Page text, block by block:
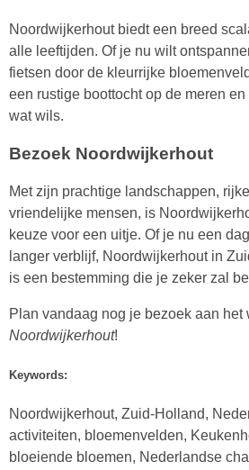
Noordwijkerhout biedt een breed
alle leeftijden. Of je nu wilt
fietsen door de kleurrijke
een rustige boottocht op de meren
wat wils.
Bezoek Noordwijkerhout
Met zijn prachtige landschappen,
vriendelijke mensen, is
keuze voor een uitje. Of je nu een
langer verblijf, Noordwijkerhout in
is een bestemming die je zeker zal
Plan vandaag nog je bezoek aan het
Noordwijkerhout!
Keywords:
Noordwijkerhout, Zuid-Holland,
activiteiten, bloemenvelden,
bloeiende bloemen, Nederlandse